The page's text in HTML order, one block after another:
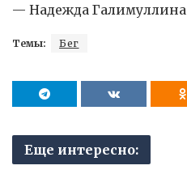
— Надежда Галимуллина
Темы: Бег
Еще интересно: